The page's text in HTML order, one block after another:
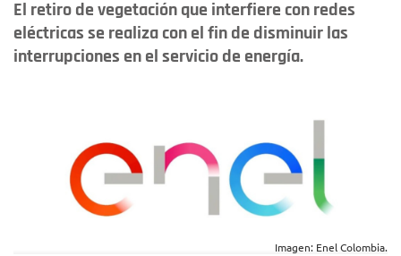
El retiro de vegetación que interfiere con redes
eléctricas se realiza con el fin de disminuir las
interrupciones en el servicio de energía.
Imagen: Enel Colombia.